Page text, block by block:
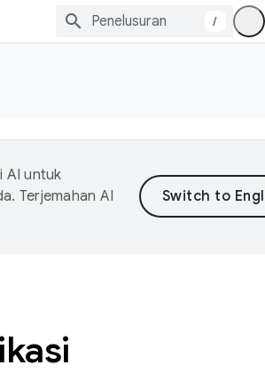
/
AI untuk
Terjemahan AI